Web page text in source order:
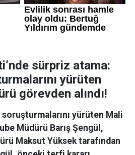
sürpriz atama:
yürüten
görevden alındı!
yürüten Mali
Müdürü Barış Şengül,
Maksut Yüksek tarafından